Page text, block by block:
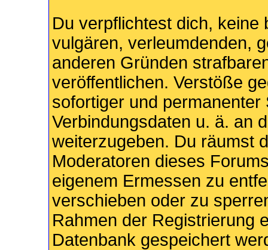
Du verpflichtest dich, keine
vulgären, verleumdenden,
anderen Gründen
veröffentlichen. Verstöße
sofortiger und
Verbindungsdaten u. ä. an
weiterzugeben. Du räumst
Moderatoren dieses
eigenem Ermessen zu
verschieben oder zu
Rahmen der Registrierung
Datenbank gespeichert